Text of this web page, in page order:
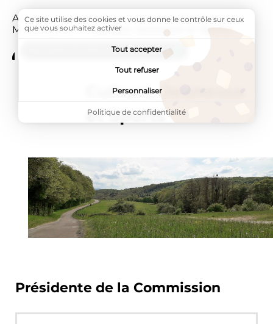
Accueil Ma mairie
Les Commissions
Municipales
Page active :
Culture, Jeunesse et Sports
ADDTOANY (SHARE) EST DÉSACTIVÉ.
Culture, Jeunesse
et Sports
Présidente de la Commission
Ce site utilise des cookies et vous donne le contrôle sur ceux
que vous souhaitez activer
Tout accepter
Tout refuser
Personnaliser
Politique de confidentialité